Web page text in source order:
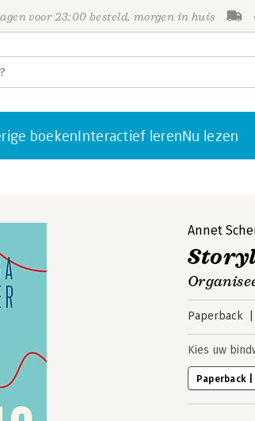
voor 23:00 besteld, morgen in huis
boekenInteractief lerenNu lezen
Annet
Paperback
Kies uw
Paperback |